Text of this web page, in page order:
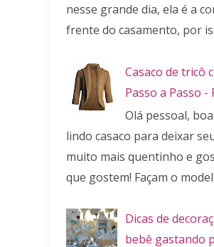
nesse grande dia, ela é a
frente do casamento, por
Casaco de tricô
Passo a Passo -
Olá pessoal,
lindo casaco para deixar
muito mais quentinho e
que gostem! Façam o
Dicas de
bebê gastando